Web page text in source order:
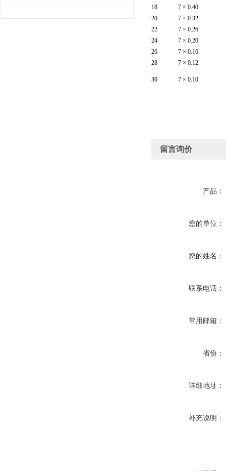
18
7 × 0.40
20
7 × 0.32
22
7 × 0.26
24
7 × 0.20
26
7 × 0.16
28
7 × 0.12
30 7 × 0.10
留言询价
产品：
您的单位：
您的姓名：
联系电话：
常用邮箱：
省份：
详细地址：
补充说明：